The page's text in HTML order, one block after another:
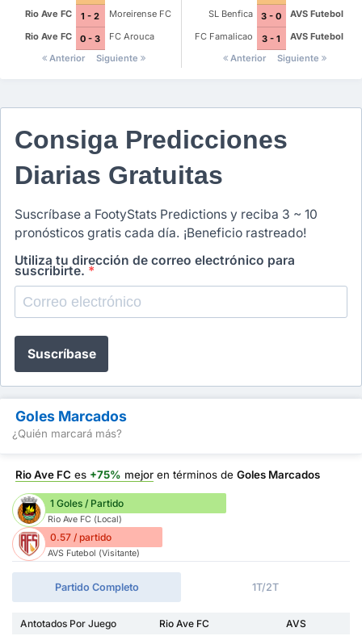
Rio Ave FC 1 - 2
Moreirense FC
Rio Ave FC
0 - 3
FC Arouca
Anterior
Siguiente
SL Benfica 3 - 0
AVS Futebol
FC Famalicao
3 - 1
AVS Futebol
Anterior
Siguiente
Consiga Predicciones
Diarias Gratuitas
Suscríbase a FootyStats Predictions y reciba 3 ~ 10
pronósticos gratis cada día. ¡Beneficio rastreado!
Utiliza tu dirección de correo electrónico para
suscribirte. *
Suscríbase
Goles Marcados
¿Quién marcará más?
Rio Ave FC es +75% mejor en términos de Goles Marcados
1 Goles / Partido
Rio Ave FC (Local)
0.57 / partido
AVS Futebol (Visitante)
Partido Completo 1T/2T
Antotados Por Juego Rio Ave FC
AVS